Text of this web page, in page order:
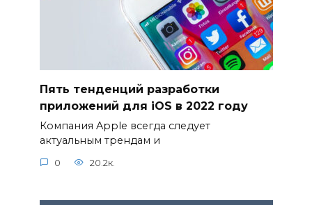
Пять тенденций разработки
приложений для iOS в 2022 году
Компания Apple всегда следует
актуальным трендам и
0 20.2к.